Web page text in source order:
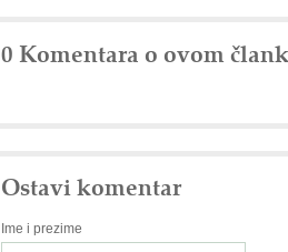
0 Komentara o ovom
Ostavi komentar
Ime i prezime